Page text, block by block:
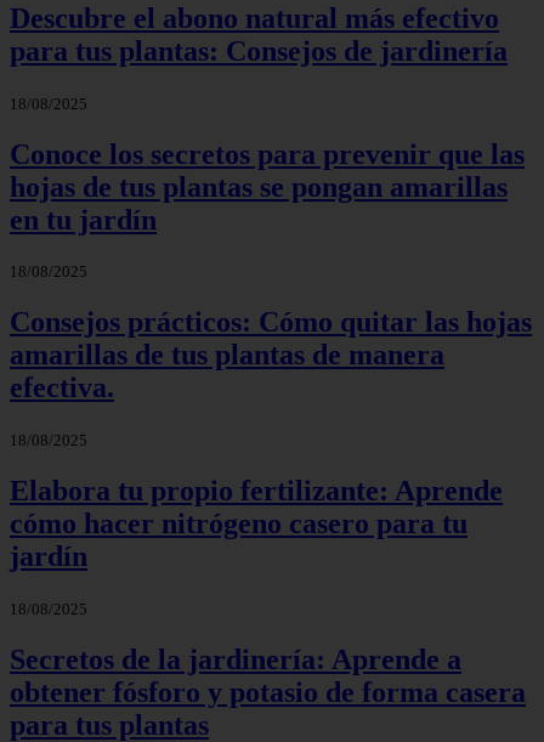
Descubre el abono natural más efectivo
para tus plantas: Consejos de jardinería
18/08/2025
Conoce los secretos para prevenir que las
hojas de tus plantas se pongan amarillas
en tu jardín
18/08/2025
Consejos prácticos: Cómo quitar las hojas
amarillas de tus plantas de manera
efectiva.
18/08/2025
Elabora tu propio fertilizante: Aprende
cómo hacer nitrógeno casero para tu
jardín
18/08/2025
Secretos de la jardinería: Aprende a
obtener fósforo y potasio de forma casera
para tus plantas